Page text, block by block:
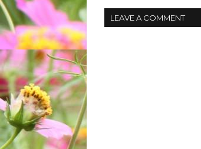
LEAVE A COMMENT